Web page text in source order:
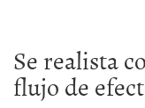
Se realista
flujo de